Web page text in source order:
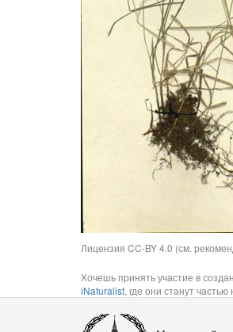
Лицензия CC-BY 4.0 (см.
Хочешь принять участие в
iNaturalist, где они станут